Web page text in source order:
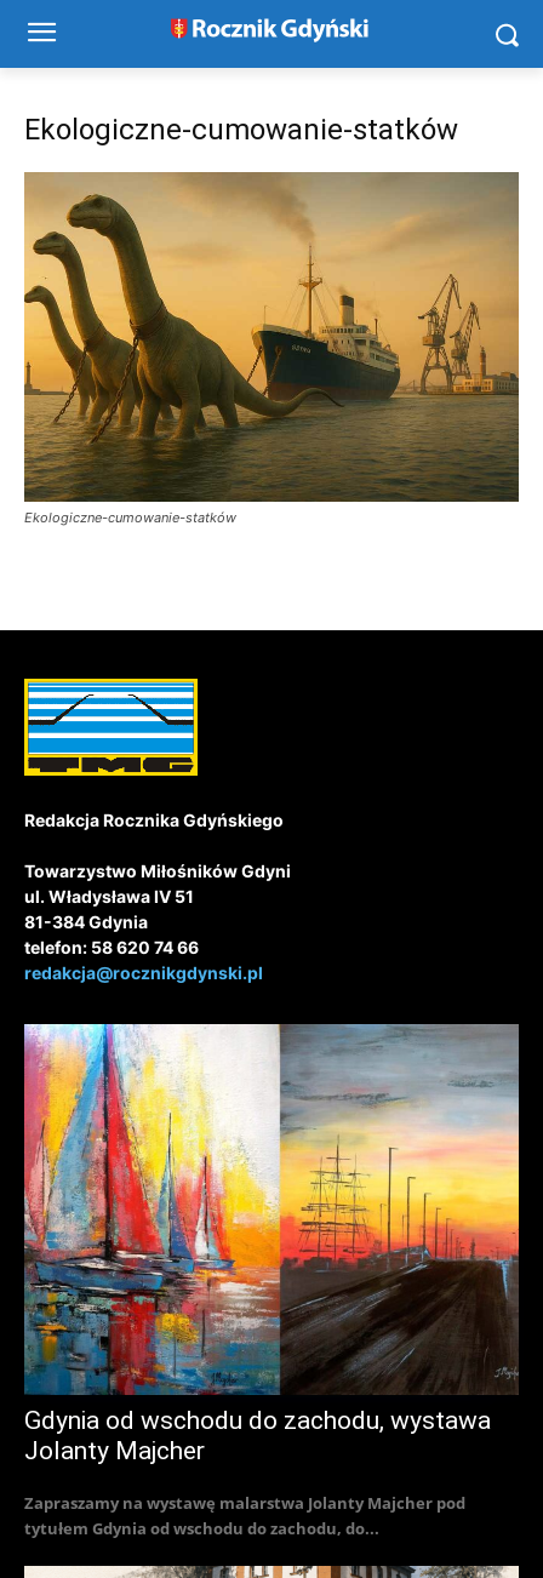
Ekologiczne-cumowanie-statków
Ekologiczne-cumowanie-statków
Redakcja Rocznika Gdyńskiego
Towarzystwo Miłośników Gdyni
ul. Władysława IV 51
81-384 Gdynia
telefon: 58 620 74 66
redakcja@rocznikgdynski.pl
Gdynia od wschodu do zachodu, wystawa
Jolanty Majcher
Zapraszamy na wystawę malarstwa Jolanty Majcher pod
tytułem Gdynia od wschodu do zachodu, do...